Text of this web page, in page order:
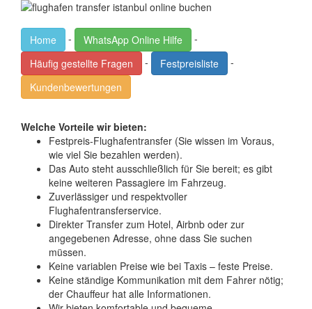
Home - WhatsApp Online Hilfe
-
Häufig gestellte Fragen
- Festpreisliste
-
Kundenbewertungen
Welche Vorteile wir bieten:
Festpreis-Flughafentransfer (Sie wissen im Voraus,
wie viel Sie bezahlen werden).
Das Auto steht ausschließlich für Sie bereit; es gibt
keine weiteren Passagiere im Fahrzeug.
Zuverlässiger und respektvoller
Flughafentransferservice.
Direkter Transfer zum Hotel, Airbnb oder zur
angegebenen Adresse, ohne dass Sie suchen
müssen.
Keine variablen Preise wie bei Taxis – feste Preise.
Keine ständige Kommunikation mit dem Fahrer nötig;
der Chauffeur hat alle Informationen.